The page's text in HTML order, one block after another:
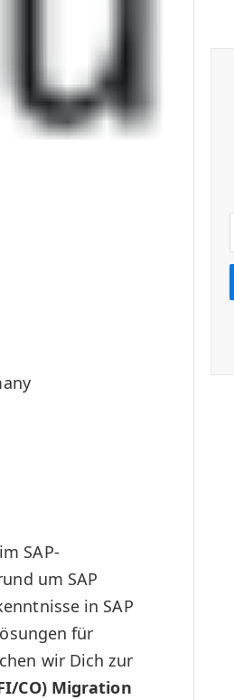
SAP-
um SAP
in SAP
für
wir Dich zur
CO) Migration